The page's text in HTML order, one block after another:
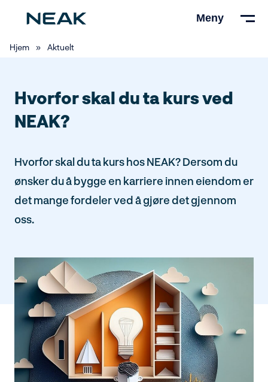
hovedinnhold
Meny
Hjem » Aktuelt
Hvorfor skal du ta kurs ved
NEAK?
Hvorfor skal du ta kurs hos NEAK? Dersom du
ønsker du å bygge en karriere innen eiendom er
det mange fordeler ved å gjøre det gjennom
oss.